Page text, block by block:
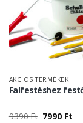
AKCIÓS TERMÉKEK
Falfestéshez
9390Ft Original
7990 Ft